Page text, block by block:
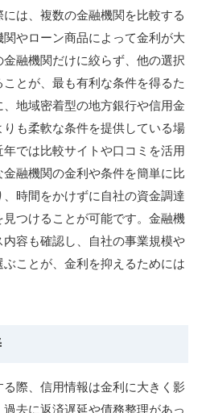
は、複数の金融機関を比較する
やローン商品によって金利が大
融機関だけに絞らず、他の選択
とが、最も有利な条件を得るた
地域密着型の地方銀行や信用金
も柔軟な条件を提供している場
では比較サイトや口コミを活用
融機関の金利や条件を簡単に比
時間をかけずに自社の資金調達
つけることが可能です。金融機
容も確認し、自社の事業規模や
ことが、金利を抑えるためには
際、信用情報は金利に大きく影
去に返済遅延や債務整理があっ